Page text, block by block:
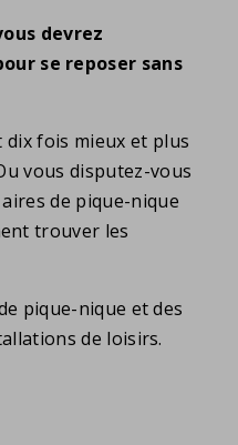
devrez
se reposer sans
fois mieux et plus
vous disputez-vous
de pique-nique
trouver les
pique-nique et des
de loisirs.